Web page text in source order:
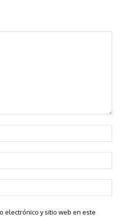
electrónico y sitio web en este